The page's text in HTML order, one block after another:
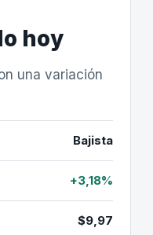
hoy
una variación
Bajista
+3,18%
$9,97